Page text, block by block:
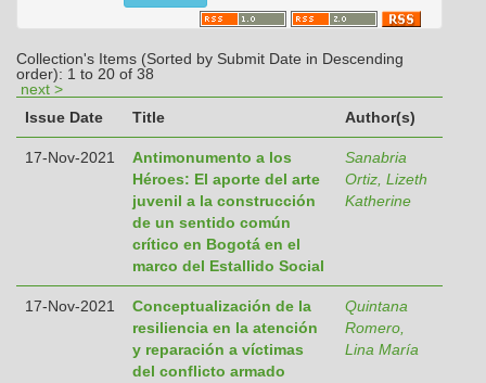
Collection's Items (Sorted by Submit Date in Descending
order): 1 to 20 of 38
next >
Issue Date
Title Author(s)
17-Nov-2021
Antimonumento a los
Héroes: El aporte del arte
juvenil a la construcción
de un sentido común
crítico en Bogotá en el
marco del Estallido Social
Sanabria
Ortiz, Lizeth
Katherine
17-Nov-2021
Conceptualización de la
resiliencia en la atención
y reparación a víctimas
del conflicto armado
Quintana
Romero,
Lina María